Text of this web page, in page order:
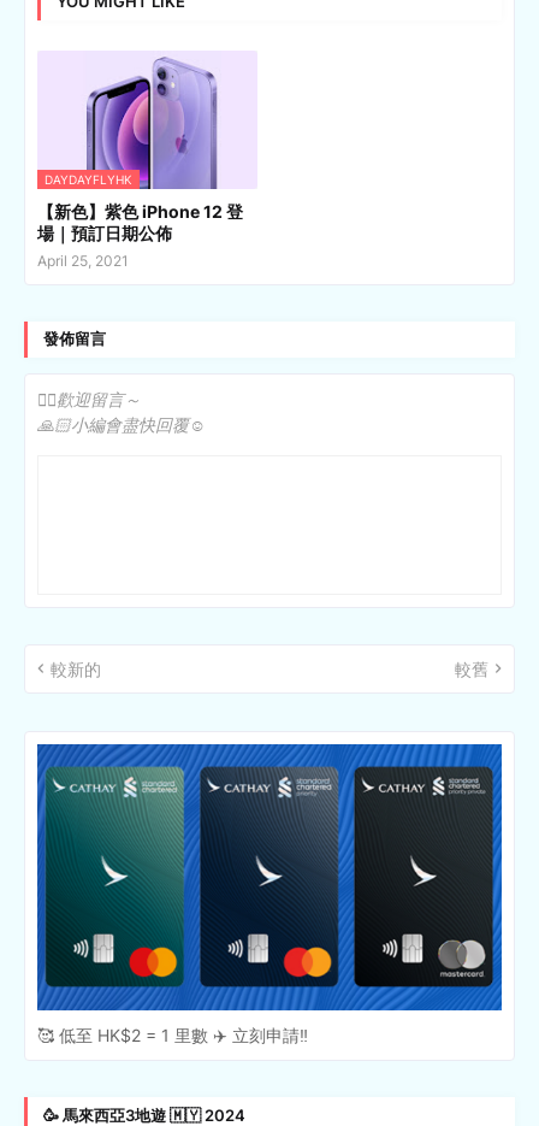
DAYDAYFLYHK
【新色】紫色 iPhone 12 登
場｜預訂日期公佈
April 25, 2021
發佈留言
✍🏻歡迎留言～
🙏🏻小編會盡快回覆☺️
較新的 較舊
🥰 低至 HK$2 = 1 里數 ✈️ 立刻申請‼️
🥳 馬來西亞3地遊 🇲🇾 2024